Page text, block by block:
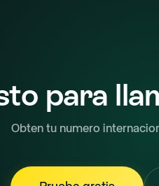
para
Obten tu numero